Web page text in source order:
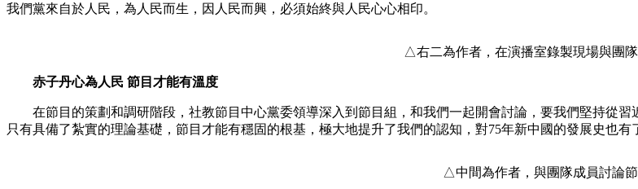
VIP会员 CCTV奥林匹克频道 生活体育大会 体育江湖
央博 非遗 文化 旅游 科普 健康
大国智造 大国展会
我們黨來自於人民，為人民而生，因人民而興，必須始終與人民心心相印。
△右二為作者，在演播室錄製現場與團隊
赤子丹心為人民 節目才能有溫度
在節目的策劃和調研階段，社教節目中心黨委領導深入到節目組，和我們一起開會討論，要我們堅持從習
只有具備了紮實的理論基礎，節目才能有穩固的根基，極大地提升了我們的認知，對75年新中國的發展史也有
△中間為作者，與團隊成員討論節